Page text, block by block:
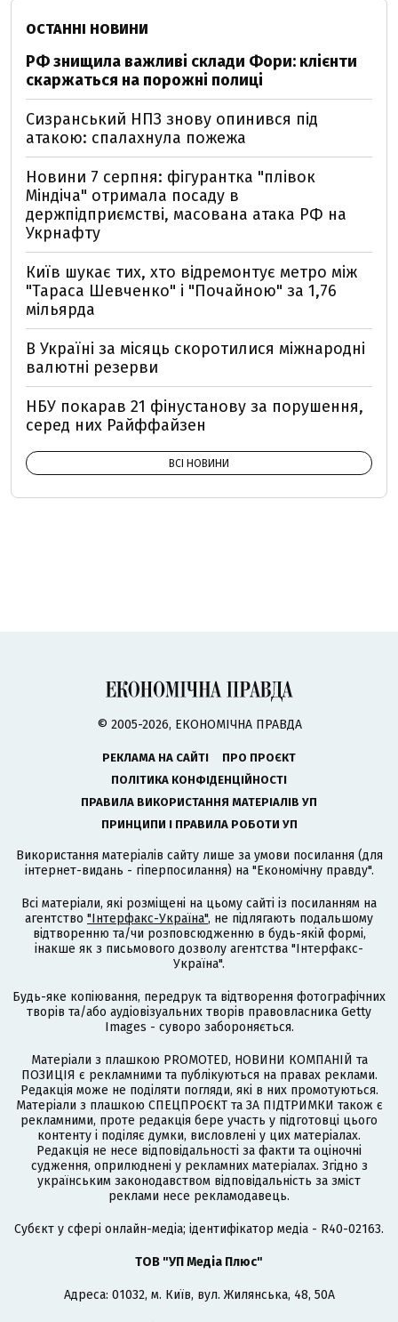
ОСТАННІ НОВИНИ
РФ знищила важливі склади Фори: клієнти
скаржаться на порожні полиці
Сизранський НПЗ знову опинився під
атакою: спалахнула пожежа
Новини 7 серпня: фігурантка "плівок
Міндіча" отримала посаду в
держпідприємстві, масована атака РФ на
Укрнафту
Київ шукає тих, хто відремонтує метро між
"Тараса Шевченко" і "Почайною" за 1,76
мільярда
В Україні за місяць скоротилися міжнародні
валютні резерви
НБУ покарав 21 фінустанову за порушення,
серед них Райффайзен
ВСІ НОВИНИ
© 2005-2026, ЕКОНОМІЧНА ПРАВДА
РЕКЛАМА НА САЙТІ
ПРО ПРОЄКТ
ПОЛІТИКА КОНФІДЕНЦІЙНОСТІ
ПРАВИЛА ВИКОРИСТАННЯ МАТЕРІАЛІВ УП
ПРИНЦИПИ І ПРАВИЛА РОБОТИ УП
Використання матеріалів сайту лише за умови посилання (для
інтернет-видань - гіперпосилання) на "Економічну правду".
Всі матеріали, які розміщені на цьому сайті із посиланням на
агентство "Інтерфакс-Україна", не підлягають подальшому
відтворенню та/чи розповсюдженню в будь-якій формі,
інакше як з письмового дозволу агентства "Інтерфакс-
Україна".
Будь-яке копіювання, передрук та відтворення фотографічних
творів та/або аудіовізуальних творів правовласника Getty
Images - суворо забороняється.
Матеріали з плашкою PROMOTED, НОВИНИ КОМПАНІЙ та
ПОЗИЦІЯ є рекламними та публікуються на правах реклами.
Редакція може не поділяти погляди, які в них промотуються.
Матеріали з плашкою СПЕЦПРОЄКТ та ЗА ПІДТРИМКИ також є
рекламними, проте редакція бере участь у підготовці цього
контенту і поділяє думки, висловлені у цих матеріалах.
Редакція не несе відповідальності за факти та оціночні
судження, оприлюднені у рекламних матеріалах. Згідно з
українським законодавством відповідальність за зміст
реклами несе рекламодавець.
Cубєкт у сфері онлайн-медіа; ідентифікатор медіа - R40-02163.
ТОВ "УП Медіа Плюс"
Адреса: 01032, м. Київ, вул. Жилянська, 48, 50А